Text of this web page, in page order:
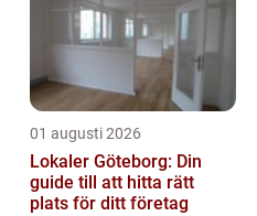
01 augusti 2026
Lokaler Göteborg: Din
guide till att hitta rätt
plats för ditt företag